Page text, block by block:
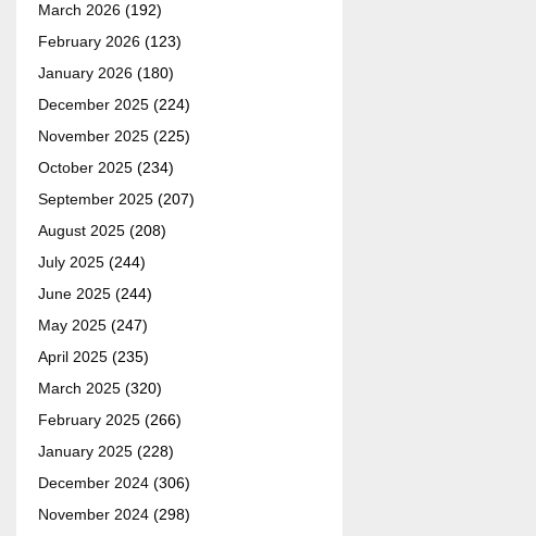
March 2026 (192)
February 2026 (123)
January 2026 (180)
December 2025 (224)
November 2025 (225)
October 2025 (234)
September 2025 (207)
August 2025 (208)
July 2025 (244)
June 2025 (244)
May 2025 (247)
April 2025 (235)
March 2025 (320)
February 2025 (266)
January 2025 (228)
December 2024 (306)
November 2024 (298)